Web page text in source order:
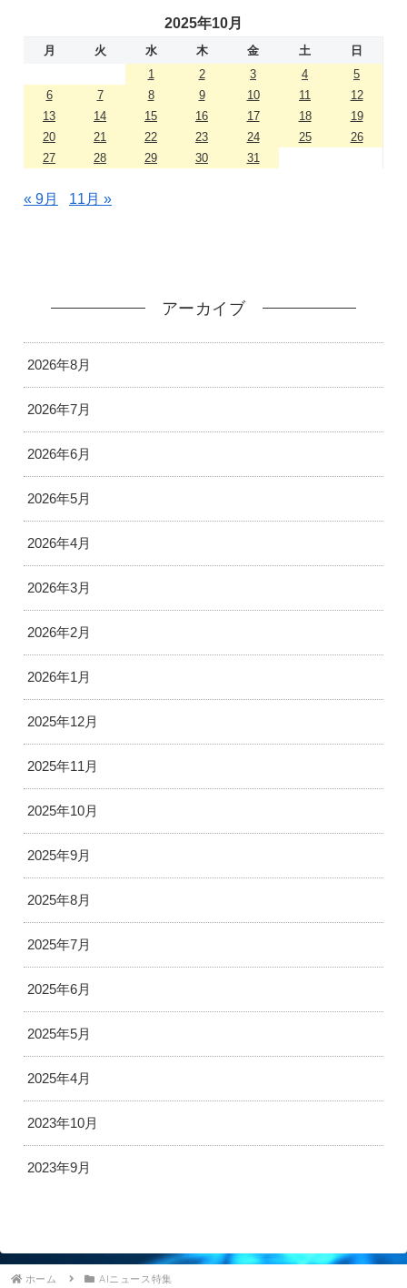
2025年10月
月 火 水 木 金 土
日
1
2 3 4
5
6
7 8 9 10 11
12
13
14 15 16 17 18
19
20
21 22 23 24 25
26
27
28 29 30 31
« 9月 11月 »
アーカイブ
2026年8月
2026年7月
2026年6月
2026年5月
2026年4月
2026年3月
2026年2月
2026年1月
2025年12月
2025年11月
2025年10月
2025年9月
2025年8月
2025年7月
2025年6月
2025年5月
2025年4月
2023年10月
2023年9月
ホーム AIニュース特集